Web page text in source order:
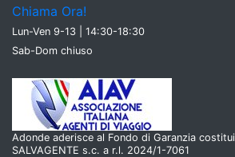
Chiama Ora!
Lun-Ven 9-13 | 14:30-18:30
Sab-Dom chiuso
Adonde aderisce al Fondo di Garanzia
SALVAGENTE s.c. a r.l. 2024/1-7061